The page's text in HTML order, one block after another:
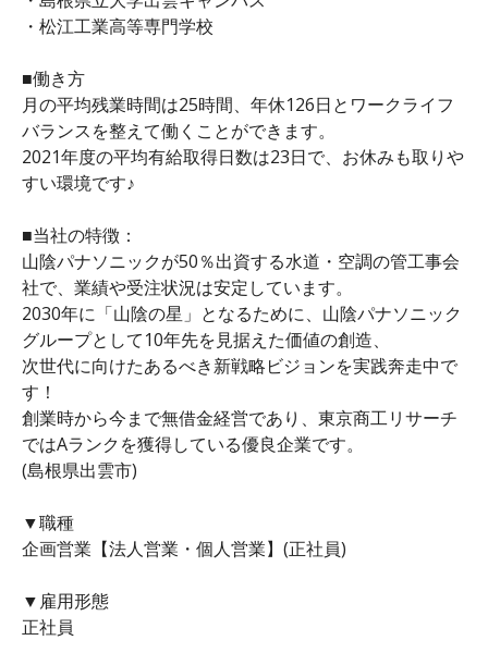
・松江工業高等専門学校
■働き方
月の平均残業時間は25時間、年休126日とワークライフ
バランスを整えて働くことができます。
2021年度の平均有給取得日数は23日で、お休みも取りや
すい環境です♪
■当社の特徴：
山陰パナソニックが50％出資する水道・空調の管工事会
社で、業績や受注状況は安定しています。
2030年に「山陰の星」となるために、山陰パナソニック
グループとして10年先を見据えた価値の創造、
次世代に向けたあるべき新戦略ビジョンを実践奔走中で
す！
創業時から今まで無借金経営であり、東京商工リサーチ
ではAランクを獲得している優良企業です。
(島根県出雲市)
▼職種
企画営業【法人営業・個人営業】(正社員)
▼雇用形態
正社員